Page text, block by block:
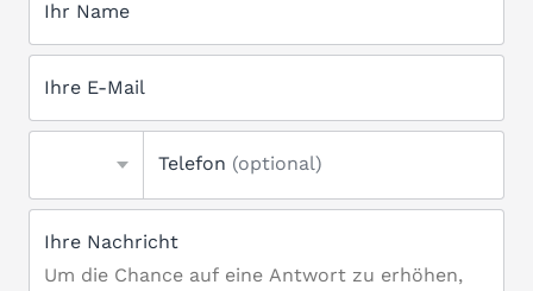
Ihr Name
Ihre E-Mail
Telefon (optional)
Ihre Nachricht